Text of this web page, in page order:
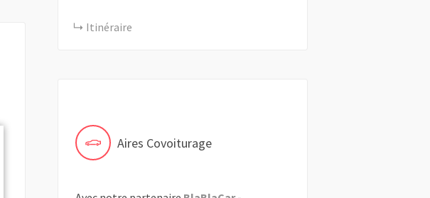
Itinéraire
Aires Covoiturage